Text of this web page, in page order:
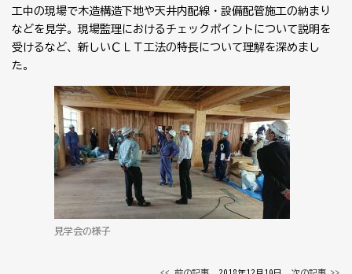
工中の現場で木造構造下地や天井内配線・設備配管施工の納まり
などを見学。現場監理におけるチェックポイントについて説明を
受けるなど、新しいＣＬＴ工法の特長について理解を深めまし
た。
見学会の様子